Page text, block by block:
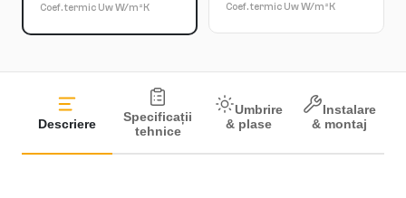
Coef. termic UwW/m²K Coef. termic UwW/m²K
Descriere
Specificații
tehnice
Umbrire
& plase
Instalare
& montaj